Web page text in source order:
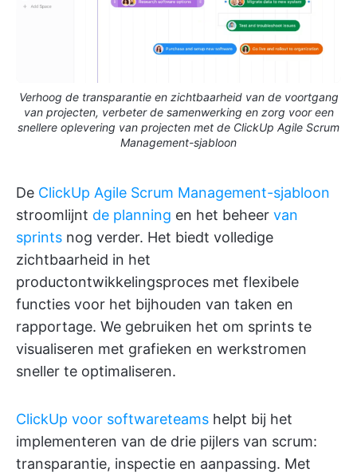
Verhoog de transparantie en zichtbaarheid van de voortgang
van projecten, verbeter de samenwerking en zorg voor een
snellere oplevering van projecten met de ClickUp Agile Scrum
Management-sjabloon
De ClickUp Agile Scrum Management-sjabloon
stroomlijnt de planning en het beheer van
sprints nog verder. Het biedt volledige
zichtbaarheid in het
productontwikkelingsproces met flexibele
functies voor het bijhouden van taken en
rapportage. We gebruiken het om sprints te
visualiseren met grafieken en werkstromen
sneller te optimaliseren.
ClickUp voor softwareteams helpt bij het
implementeren van de drie pijlers van scrum:
transparantie, inspectie en aanpassing. Met